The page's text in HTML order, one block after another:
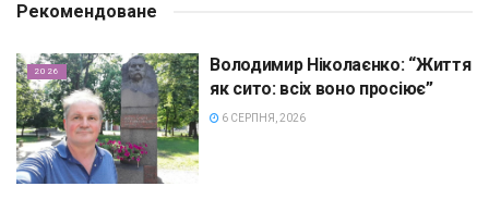
Рекомендоване
2026
Володимир Ніколаєнко: “Життя
як сито: всіх воно просіює”
6 СЕРПНЯ, 2026